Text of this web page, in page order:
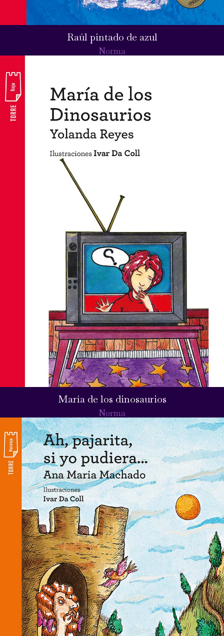
Raúl pintado de azul
Norma
María de los dinosaurios
Norma